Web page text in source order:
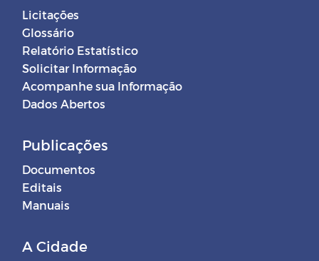
Licitações
Glossário
Relatório Estatístico
Solicitar Informação
Acompanhe sua Informação
Dados Abertos
Publicações
Documentos
Editais
Manuais
A Cidade